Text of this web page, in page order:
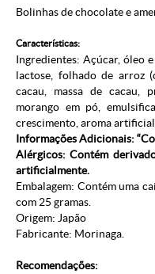
Bolinhas de chocolate e
Características:
Ingredientes: Açúcar, óleo
lactose, folhado de arroz
cacau, massa de cacau,
morango em pó,
crescimento, aroma
Informações Adicionais:
Alérgicos: Contém
artificialmente.
Embalagem: Contém uma
com 25 gramas.
Origem: Japão
Fabricante: Morinaga.
Recomendações: